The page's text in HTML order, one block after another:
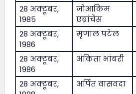
28 अक्टूबर,
1985
जोआकिम
एब्रांचेस
28 अक्टूबर,
1986
मृणाल पटेल
28 अक्टूबर,
1986
अंकिता भांबरी
28 अक्टूबर,
अर्पित वासवदा